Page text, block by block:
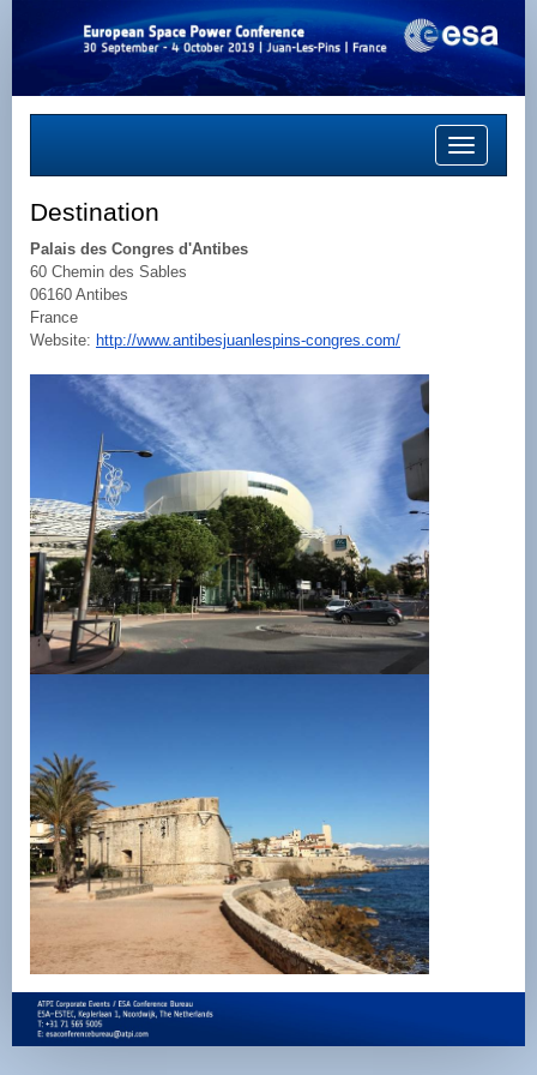
Toggle
navigation
Destination
Palais des Congres d'Antibes
60 Chemin des Sables
06160 Antibes
France
Website: http://www.antibesjuanlespins-congres.com/